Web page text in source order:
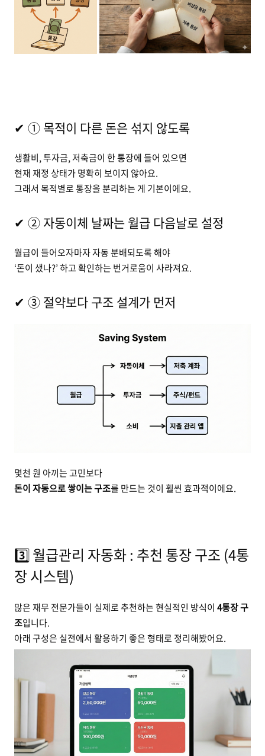
✔ ① 목적이 다른 돈은 섞지 않도록
생활비, 투자금, 저축금이 한 통장에 들어 있으면
현재 재정 상태가 명확히 보이지 않아요.
그래서 목적별로 통장을 분리하는 게 기본이에요.
✔ ② 자동이체 날짜는 월급 다음날로 설정
월급이 들어오자마자 자동 분배되도록 해야
‘돈이 샜나?’ 하고 확인하는 번거로움이 사라져요.
✔ ③ 절약보다 구조 설계가 먼저
몇천 원 아끼는 고민보다
돈이 자동으로 쌓이는 구조를 만드는 것이 훨씬 효과적이에요.
3️⃣ 월급관리 자동화 : 추천 통장 구조 (4통
장 시스템)
많은 재무 전문가들이 실제로 추천하는 현실적인 방식이 4통장 구
조입니다.
아래 구성은 실전에서 활용하기 좋은 형태로 정리해봤어요.